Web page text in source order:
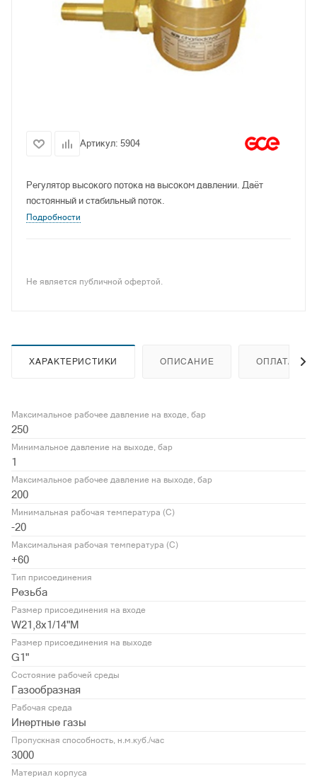
Артикул: 5904
Регулятор высокого потока на высоком давлении. Даёт
постоянный и стабильный поток.
Подробности
Не является публичной офертой.
ХАРАКТЕРИСТИКИ ОПИСАНИЕ ОПЛАТА
Максимальное рабочее давление на входе, бар
250
Минимальное давление на выходе, бар
1
Максимальное рабочее давление на выходе, бар
200
Минимальная рабочая температура (С)
-20
Максимальная рабочая температура (С)
+60
Тип присоединения
Резьба
Размер присоединения на входе
W21,8x1/14"M
Размер присоединения на выходе
G1"
Состояние рабочей среды
Газообразная
Рабочая среда
Инертные газы
Пропускная способность, н.м.куб./час
3000
Материал корпуса